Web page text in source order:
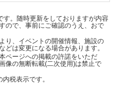
。随時更新をしておりますが内容
ので、事前にご確認のうえ、おで
り、イベントの開催情報、施設の
どは変更になる場合があります。
ページへの掲載の許諾をいただ
像の無断転載(二次使用)は禁止で
税表示です。